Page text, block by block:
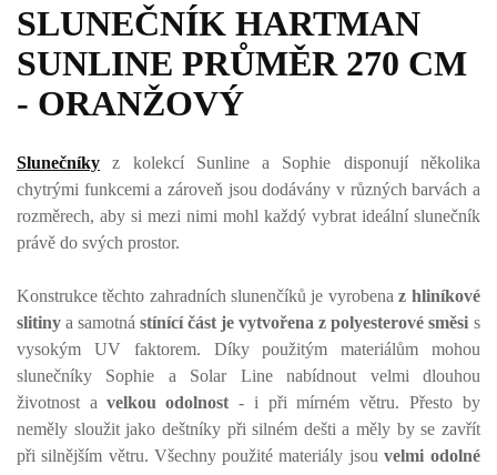
SLUNEČNÍK HARTMAN
SUNLINE PRŮMĚR 270 CM
- ORANŽOVÝ
Slunečníky z kolekcí Sunline a Sophie disponují několika
chytrými funkcemi a zároveň jsou dodávány v různých barvách a
rozměrech, aby si mezi nimi mohl každý vybrat ideální slunečník
právě do svých prostor.
Konstrukce těchto zahradních slunenčíků je vyrobena z hliníkové
slitiny a samotná stínící část je vytvořena z polyesterové směsi s
vysokým UV faktorem. Díky použitým materiálům mohou
slunečníky Sophie a Solar Line nabídnout velmi dlouhou
životnost a velkou odolnost - i při mírném větru. Přesto by
neměly sloužit jako deštníky při silném dešti a měly by se zavřít
při silnějším větru. Všechny použité materiály jsou velmi odolné